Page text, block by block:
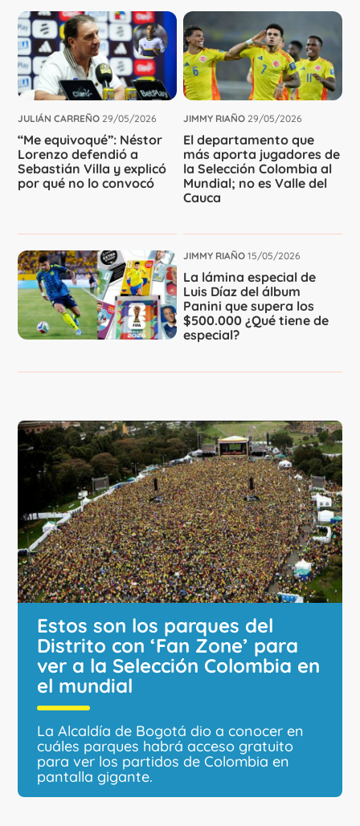
JULIÁN CARREÑO 29/05/2026
“Me equivoqué”: Néstor
Lorenzo defendió a
Sebastián Villa y explicó
por qué no lo convocó
JIMMY RIAÑO 29/05/2026
El departamento que
más aporta jugadores de
la Selección Colombia al
Mundial; no es Valle del
Cauca
JIMMY RIAÑO 15/05/2026
La lámina especial de
Luis Díaz del álbum
Panini que supera los
$500.000 ¿Qué tiene de
especial?
Estos son los parques del
Distrito con ‘Fan Zone’ para
ver a la Selección Colombia en
el mundial
La Alcaldía de Bogotá dio a conocer en
cuáles parques habrá acceso gratuito
para ver los partidos de Colombia en
pantalla gigante.